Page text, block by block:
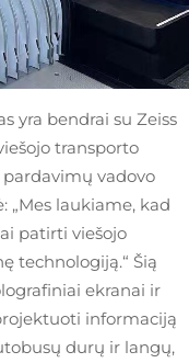
yra bendrai su Zeiss
transporto
pardavimų vadovo
„Mes laukiame, kad
patirti viešojo
technologiją.“ Šią
ekranai ir
informaciją
durų ir langų,